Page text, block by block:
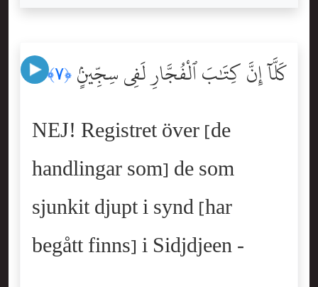
كَلَّآ إِنَّ كِتَٰبَ ٱلْفُجَّارِ لَفِى سِجِّينٍۢ ﴿٧﴾
NEJ! Registret över [de
handlingar som] de som
sjunkit djupt i synd [har
begått finns] i Sidjdjeen -